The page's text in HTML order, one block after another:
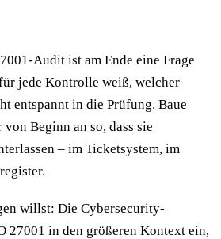
Audit ist am Ende eine Frage
jede Kontrolle weiß, welcher
entspannt in die Prüfung. Baue
Beginn an so, dass sie
– im Ticketsystem, im
willst: Die Cybersecurity-
27001 in den größeren Kontext ein,